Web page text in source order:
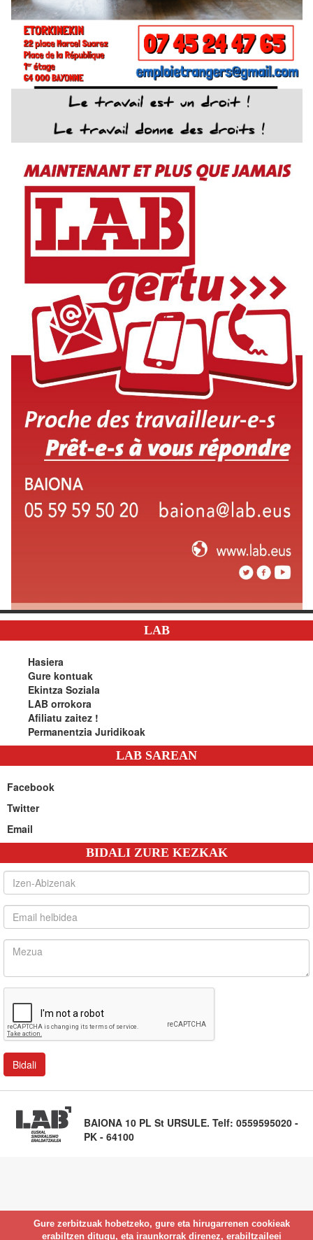
LAB
Hasiera
Gure kontuak
Ekintza Soziala
LAB orrokora
Afiliatu zaitez !
Permanentzia Juridikoak
LAB SAREAN
Facebook
Twitter
Email
BIDALI ZURE KEZKAK
BAIONA 10 PL St URSULE. Telf: 0559595020 -
PK - 64100
Gure zerbitzuak hobetzeko, gure eta hirugarrenen cookieak
erabiltzen ditugu, eta iraunkorrak direnez, erabiltzaileei